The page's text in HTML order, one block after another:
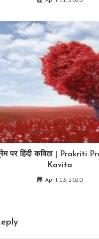
पर हिंदी कविता | Prakriti
Kavita
April 13, 2020